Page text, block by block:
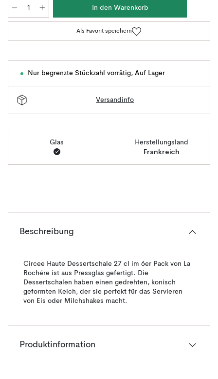
In den Warenkorb
Als Favorit speichern
Nur begrenzte Stückzahl vorrätig, Auf Lager
Versandinfo
Glas Herstellungsland
Frankreich
Beschreibung
Circee Haute Dessertschale 27 cl im 6er Pack von La
Rochére ist aus Pressglas gefertigt. Die
Dessertschalen haben einen gedrehten, konisch
geformten Kelch, der sie perfekt für das Servieren
von Eis oder Milchshakes macht.
Produktinformation